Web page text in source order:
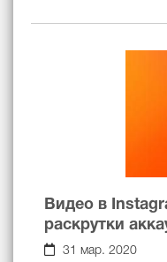
Видео в
раскрутки
31 мар. 2020